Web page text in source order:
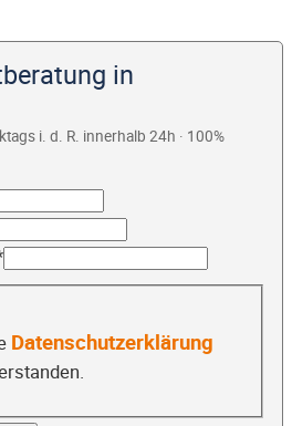
in
i. d. R. innerhalb 24h · 100%
Datenschutzerklärung